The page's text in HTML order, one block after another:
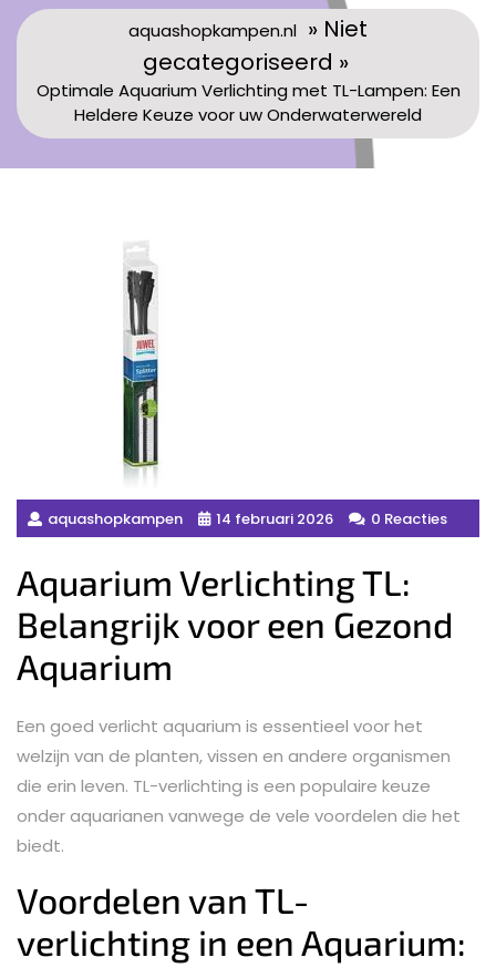
aquashopkampen.nl » Niet
gecategoriseerd »
Optimale Aquarium Verlichting met TL-Lampen: Een
Heldere Keuze voor uw Onderwaterwereld
aquashopkampen 14 februari 2026 0 Reacties
Aquarium Verlichting TL:
Belangrijk voor een Gezond
Aquarium
Een goed verlicht aquarium is essentieel voor het
welzijn van de planten, vissen en andere organismen
die erin leven. TL-verlichting is een populaire keuze
onder aquarianen vanwege de vele voordelen die het
biedt.
Voordelen van TL-
verlichting in een Aquarium: